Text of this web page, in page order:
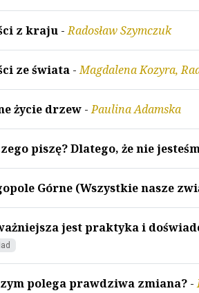
z kraju -Radosław Szymczuk
ze świata -Magdalena Kozyra,
życie drzew -Paulina Adamska
piszę? Dlatego, że nie
Górne (Wszystkie nasze
jest praktyka i
polega prawdziwa zmiana? -